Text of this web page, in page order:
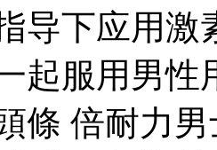
导下应用
起服用男性
條 倍耐力